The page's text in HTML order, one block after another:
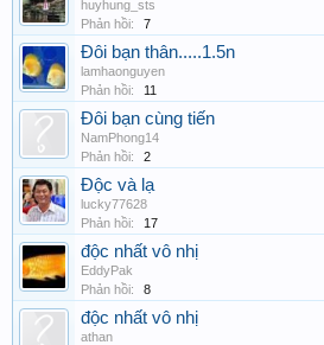
huyhung_sts
Phản hồi:
7
Đôi bạn thân.....1.5n
lamhaonguyen
Phản hồi:
11
Đôi bạn cùng tiến
NamPhong14
Phản hồi:
2
Độc và lạ
lucky77628
Phản hồi:
17
độc nhất vô nhị
EddyPak
Phản hồi:
8
độc nhất vô nhị
athan